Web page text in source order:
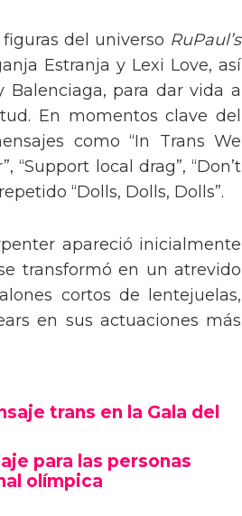
del universo RuPaul’s
Estranja y Lexi Love, así
para dar vida a
En momentos clave del
como “In Trans We
“Support local drag”, “Don’t
“Dolls, Dolls, Dolls”.
apareció inicialmente
transformó en un atrevido
cortos de lentejuelas,
en sus actuaciones más
trans en la Gala del
para las personas
olímpica